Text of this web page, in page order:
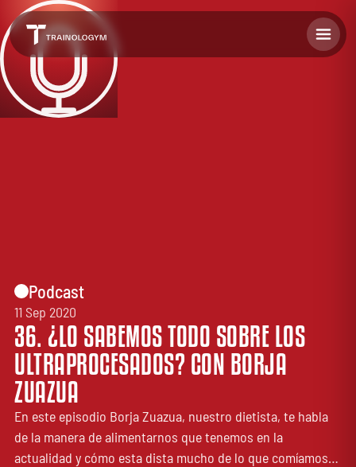
Podcast
11 Sep 2020
36. ¿LO SABEMOS TODO SOBRE LOS
ULTRAPROCESADOS? CON BORJA
ZUAZUA
En este episodio Borja Zuazua, nuestro dietista, te habla
de la manera de alimentarnos que tenemos en la
actualidad y cómo esta dista mucho de lo que comíamos…